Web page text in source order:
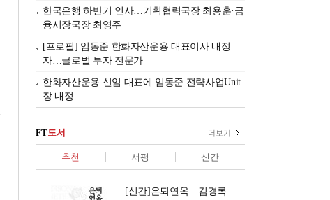
한국은행 하반기 인사…기획협력국장 최용훈·금
융시장국장 최영주
[프로필] 임동준 한화자산운용 대표이사 내정
자…글로벌 투자 전문가
한화자산운용 신임 대표에 임동준 전략사업Unit
장 내정
FT도서 더보기
추천 서평 신간
[신간]은퇴연옥…김경록의 은퇴 후 삶의 나침반